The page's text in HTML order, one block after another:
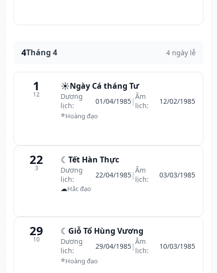
4Tháng 4 4 ngày lễ
1
12
☀️Ngày Cá tháng Tư
Dương
lịch:
01/04/1985|Âm
lịch:
12/02/1985
⭐Hoàng đạo
22
3
☾ Tết Hàn Thực
Dương
lịch:
22/04/1985|Âm
lịch:
03/03/1985
☁Hắc đạo
29
10
☾ Giỗ Tổ Hùng Vương
Dương
lịch:
29/04/1985|Âm
lịch:
10/03/1985
⭐Hoàng đạo